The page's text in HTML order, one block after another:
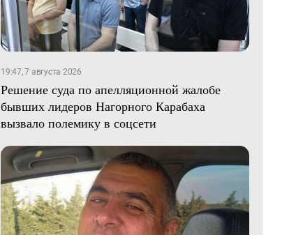
19:47, 7 августа 2026
Решение суда по апелляционной жалобе
бывших лидеров Нагорного Карабаха
вызвало полемику в соцсети